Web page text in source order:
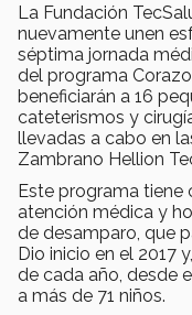
La Fundación
nuevamente unen
séptima jornada
del programa
beneficiarán a 16
cateterismos y
llevadas a cabo en
Zambrano Hellion
Este programa tiene
atención médica y
de desamparo, que
Dio inicio en el 2017
de cada año, desde
a más de 71 niños.